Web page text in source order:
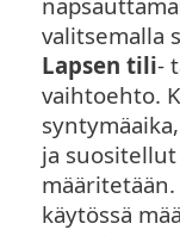
valitsemalla
Lapsen tili-
vaihtoehto.
ja
käytössä